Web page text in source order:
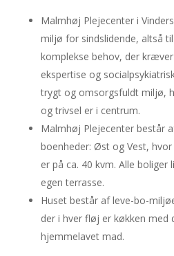
Malmhøj Plejecenter i
miljø for sindslidende, altså
komplekse behov, der
ekspertise og
trygt og omsorgsfuldt miljø,
og trivsel er i centrum.
Malmhøj Plejecenter består
boenheder: Øst og Vest,
er på ca. 40 kvm. Alle boliger
egen terrasse.
Huset består af leve-bo-
der i hver fløj er køkken med
hjemmelavet mad.